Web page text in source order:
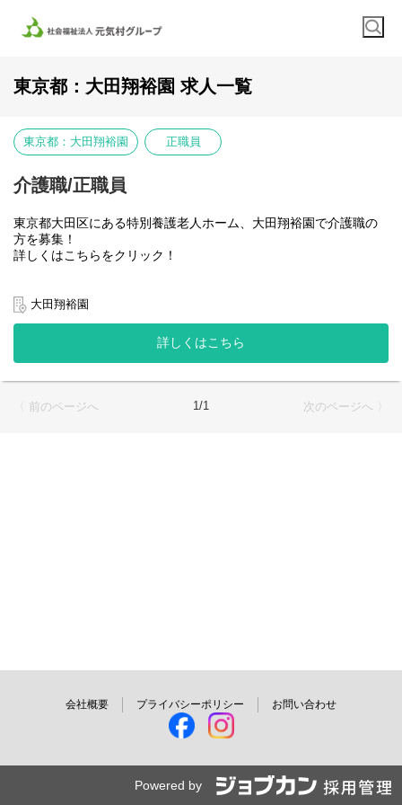
東京都：大田翔裕園 求人一覧
東京都：大田翔裕園 正職員
介護職/正職員
東京都大田区にある特別養護老人ホーム、大田翔裕園で介護職の
方を募集！
詳しくはこちらをクリック！
利用者さまの日常生活をサポートする介護業務全般をお任せしま
す。
・食事・入浴・排泄等の身体介助
・居室清掃・洗濯・買い物代行などの生活援助
・見守り・声かけ・アクティビティ企画、実施
・介護記録の作成・申し送り
・ご家族や他職種との連携、外出・通院の付き添いなど
大田翔裕園
詳しくはこちら
〈 前のページへ 1/1 次のページへ 〉
会社概要 プライバシーポリシー お問い合わせ
Powered by